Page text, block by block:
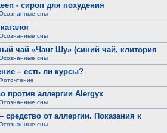
- сироп для похудения
сны
сны
чай «Чанг Шу» (синий чай, клитория
сны
– есть ли курсы?
против аллергии Alergyx
сны
средство от аллергии. Показания к
сны